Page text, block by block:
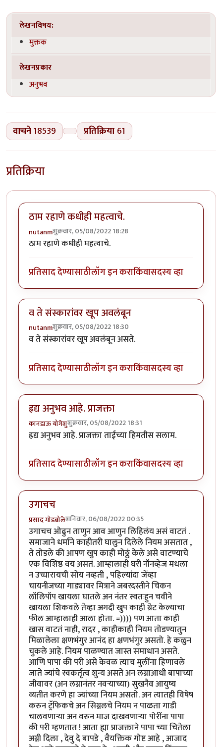
लेखनविषय:
मुक्तक
लेखनप्रकार
अनुभव
वाचने18539 प्रतिक्रिया 61
प्रतिक्रिया
ठाम रहाणे कधीही महत्वाचे.
nutanmशुक्रवार, 05/08/2022 18:28
ठाम रहाणे कधीही महत्वाचे.
प्रतिसाद देण्यासाठीलॉग इन कराकिंवासदस्य व्हा
व ते संस्कारांवर खूप अवलंबून
nutanmशुक्रवार, 05/08/2022 18:30
व ते संस्कारांवर खूप अवलंबून असते.
प्रतिसाद देण्यासाठीलॉग इन कराकिंवासदस्य व्हा
ह्रद्य अनुभव आहे. प्राजक्ता
कानडाऊ योगेशुशुक्रवार, 05/08/2022 18:31
ह्रद्य अनुभव आहे. प्राजक्ता ताईंच्या हिमतीस सलाम.
प्रतिसाद देण्यासाठीलॉग इन कराकिंवासदस्य व्हा
उगाचच
प्रसाद गोडबोलेशनिवार, 06/08/2022 00:35
उगाचच ओढुन ताणुन आव आणुन लिहिलंय असं वाटतं .
समाजाने धर्माने काहीतरी घालुन दिलेले नियम असतात ,
ते तोडले की आपण खुप काही मोठ्ठं केले असे वाटण्याचे
एक विशिष्ठ वय असतं. आम्हालाही घरी नॉनव्हेज मधला
न उच्चारायची सोय नव्हती , पहिल्यांदा जेंव्हा
चायनीजच्या गाड्यावर मित्राने जबरदस्तीने चिकन
लॉलिपॉप खायला घातले अन नंतर स्वतःहुन चवीने
खायला शिकवले तेव्हा अगदी खुप काही ग्रेट केल्याचा
फील आम्हालाही आला होता. =)))) पण आता काही
खास वाटतं नाही, रादर , काहीकाही नियम तोडण्यातुन
मिळालेला क्षणभंगुर आनंद हा क्षणभंगुर असतो. हे कळुन
चुकले आहे. नियम पाळण्यात जास्त समाधान असते.
आणि पापा की परी असे केवळ त्याच मुलींना हिणावले
जाते ज्यांचे स्वकर्तृत्व शुन्य असते अन लग्नाआधी बापाच्या
जीवावर (अन लग्नानंतर नवर्‍याच्या) सुखनैव आयुष्य
व्यतीत करणे हा ज्यांच्या नियम असतो. अन त्यातही विषेष
करुन ट्रॅफिकचे अन सिग्नलचे नियम न पाळता गाडी
चालवणार्‍या अन वरुन माज दाखवणार्‍या पोरींना पापा
की परी म्हणतात ! आता ह्या प्राजक्ताने पापा च्या चितेला
अग्नी दिला , देवु दे बापडे , वैयक्तिक गोष्ट आहे , आजाद